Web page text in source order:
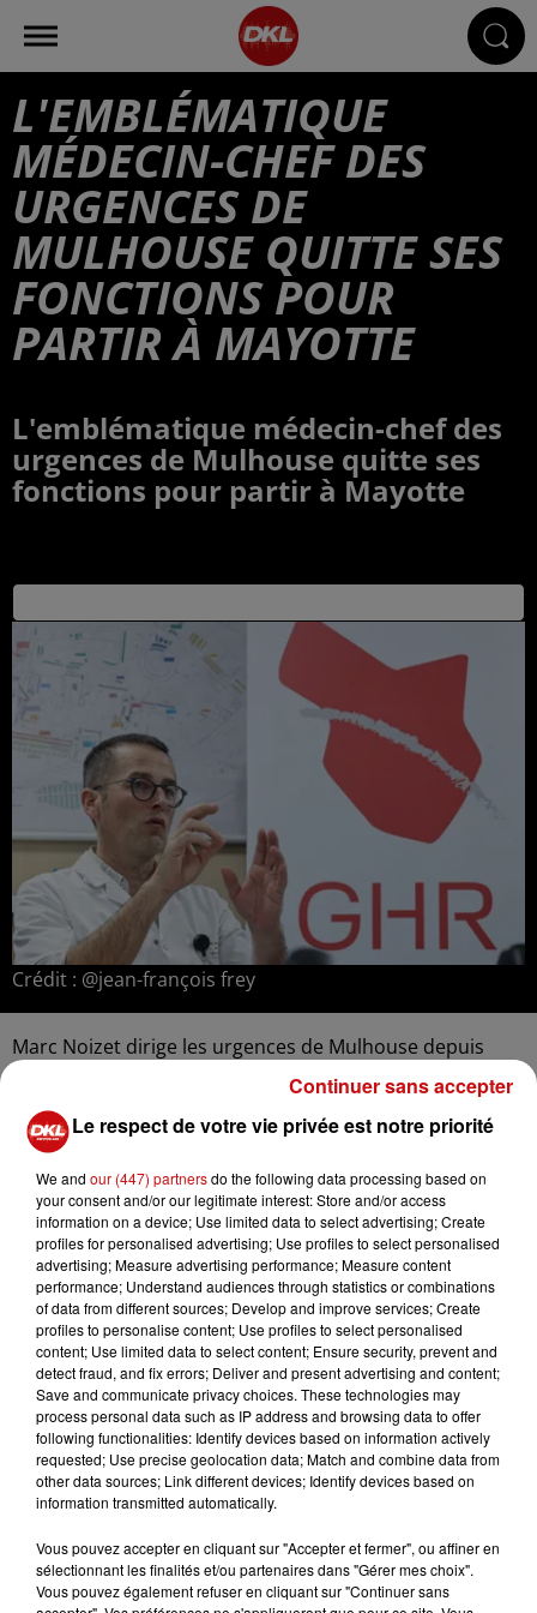
L'EMBLÉMATIQUE
MÉDECIN-CHEF DES
URGENCES DE
MULHOUSE QUITTE SES
FONCTIONS POUR
PARTIR À MAYOTTE
L'emblématique médecin-chef des
urgences de Mulhouse quitte ses
fonctions pour partir à Mayotte
Crédit : @jean-françois frey
Marc Noizet dirige les urgences de Mulhouse depuis
2019. Il a tout connu. Un service en déshérence, le Covid,
puis le renouveau. Des expériences qui ont forgé un
caractère déjà trempé dans l'acier et qui l'aideront dans
ses nouvelles fonctions à Mayotte.
Il avait été nommé octobre 2019, pour prendre la tête
d’un service déstructuré, exsangue après une vague de
démissions.
Quatre mois plus tard, la première vague de coronavirus
déferlait sur Mulhouse, l’hôpital faisait face à la plus
grave crise de son histoire et l’urgentiste devenait l'un
des visages alsaciens de la pandémie.
La prochaine mission du DrNoizet le mènera à Mayotte
où il participera à la reconstruction du système de santé
sur place. Le recrutement de son successeur est en
cours, indique sans plus de détails la direction de
l’hôpital.
Le respect de votre vie privée est notre priorité
We and our (447) partnersdo the following data processing based on
your consent and/or our legitimate interest: Store and/or access
information on a device; Use limited data to select advertising; Create
profiles for personalised advertising; Use profiles to select personalised
advertising; Measure advertising performance; Measure content
performance; Understand audiences through statistics or combinations
of data from different sources; Develop and improve services; Create
profiles to personalise content; Use profiles to select personalised
content; Use limited data to select content; Ensure security, prevent and
detect fraud, and fix errors; Deliver and present advertising and content;
Save and communicate privacy choices. These technologies may
process personal data such as IP address and browsing data to offer
following functionalities: Identify devices based on information actively
requested; Use precise geolocation data; Match and combine data from
other data sources; Link different devices; Identify devices based on
information transmitted automatically.
Vous pouvez accepter en cliquant sur "Accepter et fermer", ou affiner en
sélectionnant les finalités et/ou partenaires dans "Gérer mes choix".
Vous pouvez également refuser en cliquant sur "Continuer sans
Continuer sans accepter